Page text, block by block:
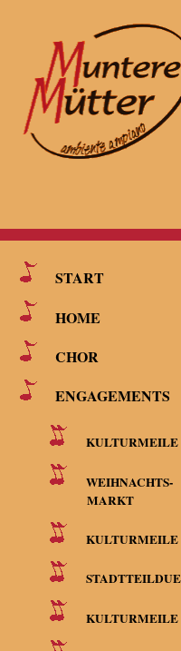
START
HOME
CHOR
ENGAGEMENTS
KULTURMEILE
WEIHNACHTS-
MARKT
KULTURMEILE
KULTURMEILE